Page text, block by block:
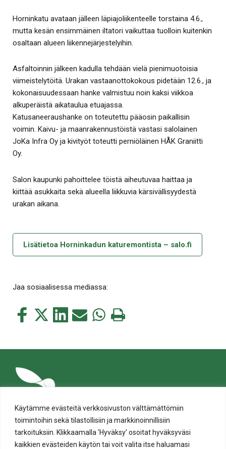
Käytämme evästeitä verkkosivuston välttämättömiin
toimintoihin sekä tilastollisiin ja markkinoinnillisiin
tarkoituksiin. Klikkaamalla ‘Hyväksy’ osoitat hyväksyväsi
kaikkien evästeiden käytön tai voit valita itse haluamasi
Horninkatu avataan jälleen läpiajoliikenteelle torstaina 4.6.,
mutta kesän ensimmäinen iltatori vaikuttaa tuolloin kuitenkin
osaltaan alueen liikennejärjestelyihin.
Asfaltoinnin jälkeen kadulla tehdään vielä pienimuotoisia
viimeistelytöitä. Urakan vastaanottokokous pidetään 12.6., ja
kokonaisuudessaan hanke valmistuu noin kaksi viikkoa
alkuperäistä aikataulua etuajassa.
Katusaneeraushanke on toteutettu pääosin paikallisin
voimin. Kaivu- ja maanrakennustöistä vastasi salolainen
JoKa Infra Oy ja kivityöt toteutti perniöläinen HÅK Graniitti
Oy.
Salon kaupunki pahoittelee töistä aiheutuvaa haittaa ja
kiittää asukkaita sekä alueella liikkuvia kärsivällisyydestä
urakan aikana.
Lisätietoa Horninkadun katuremontista – salo.fi
Jaa sosiaalisessa mediassa:
Jaa
Jaa
Jaa Jaa Jaa Tulosta